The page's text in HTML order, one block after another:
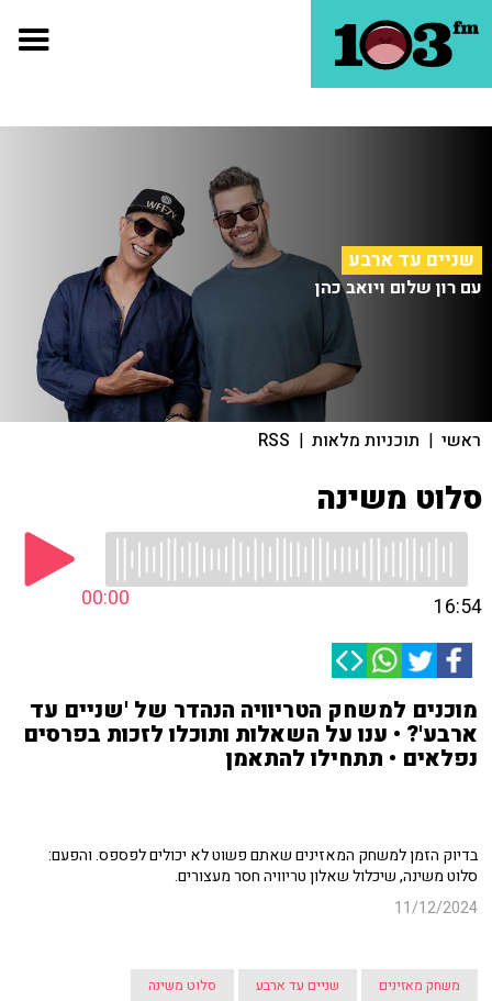
שניים עד ארבע
עם רון שלום ויואב כהן
ראשי | תוכניות מלאות |
RSS
סלוט משינה
00:00 16:54
מוכנים למשחק הטריוויה הנהדר של 'שניים עד
ארבע'? • ענו על השאלות ותוכלו לזכות בפרסים
נפלאים • תתחילו להתאמן
בדיוק הזמן למשחק המאזינים שאתם פשוט לא יכולים לפספס. והפעם:
סלוט משינה, שיכלול שאלון טריוויה חסר מעצורים.
11/12/2024
משחק מאזינים שניים עד ארבע סלוט משינה